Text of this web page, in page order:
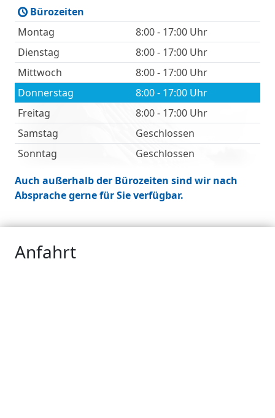
Bürozeiten
Montag
8:00 - 17:00 Uhr
Dienstag
8:00 - 17:00 Uhr
Mittwoch
8:00 - 17:00 Uhr
Donnerstag
8:00 - 17:00 Uhr
Freitag
8:00 - 17:00 Uhr
Samstag
Geschlossen
Sonntag
Geschlossen
Auch außerhalb der Bürozeiten sind wir nach
Absprache gerne für Sie verfügbar.
Anfahrt